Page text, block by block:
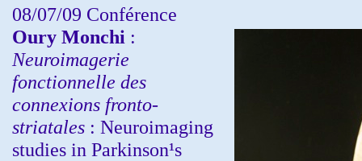
08/07/09 Conférence
Oury Monchi :
Neuroimagerie
fonctionnelle des
connexions fronto-
striatales : Neuroimaging
studies in Parkinson¹s